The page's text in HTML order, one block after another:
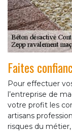
Faites
Pour effectuer
l’entreprise de
votre profit les
artisans
risques du